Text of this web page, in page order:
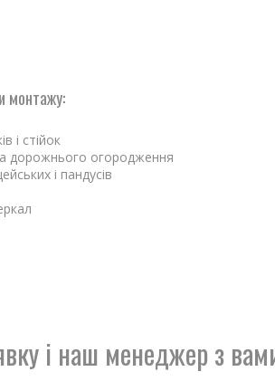
монтажу:
і стійок
дорожнього огородження
і пандусів
і наш менеджер з